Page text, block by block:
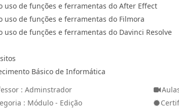
uso de funções e ferramentas do After Effect
uso de funções e ferramentas do Filmora
uso de funções e ferramentas do Davinci Resolve
Básico de Informática
: Adminstrador
: Módulo - Edição